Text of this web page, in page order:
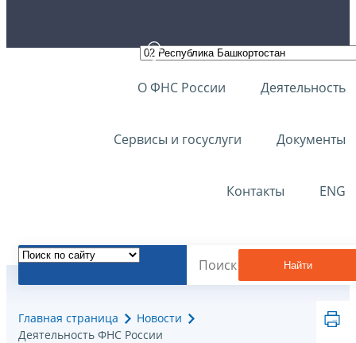
О ФНС России Деятельность
Сервисы и госуслуги Документы
Контакты ENG
Найти
Главная страница
Новости
Деятельность ФНС России